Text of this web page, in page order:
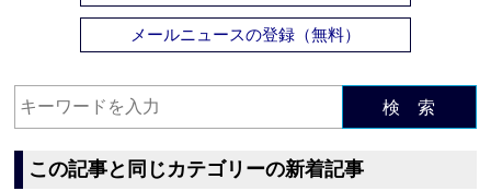
メールニュースの登録（無料）
検 索
この記事と同じカテゴリーの新着記事